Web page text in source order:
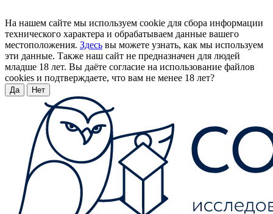
На нашем сайте мы используем cookie для сбора информации
технического характера и обрабатываем данные вашего
местоположения. Здесь вы можете узнать, как мы используем
эти данные. Также наш сайт не предназначен для людей
младше 18 лет. Вы даёте согласие на использование файлов
cookies и подтверждаете, что вам не менее 18 лет?
Да Нет